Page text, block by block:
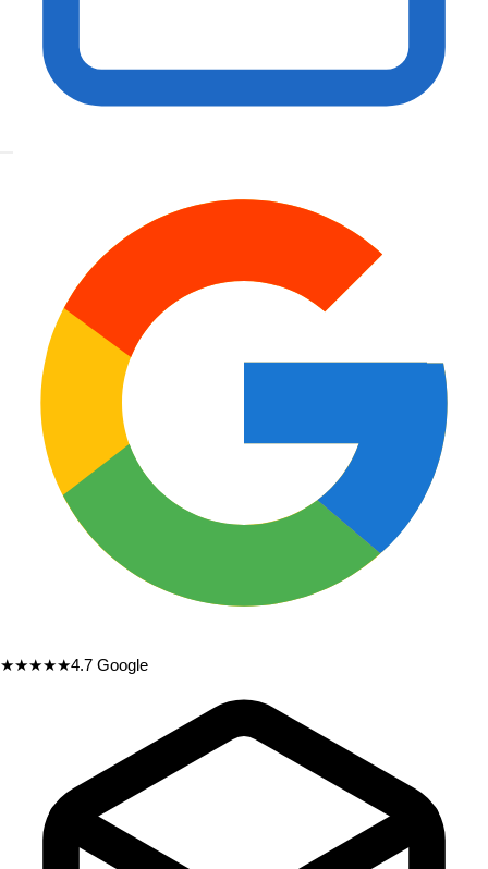
★★★★★4.7 Google